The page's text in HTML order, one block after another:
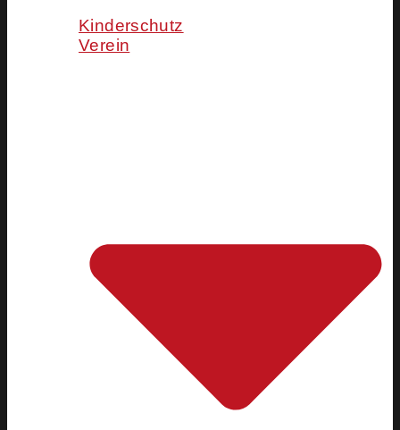
Kinderschutz
Verein